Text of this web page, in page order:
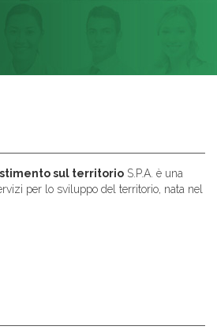
sul territorio S.P.A. è una
per lo sviluppo del territorio, nata nel